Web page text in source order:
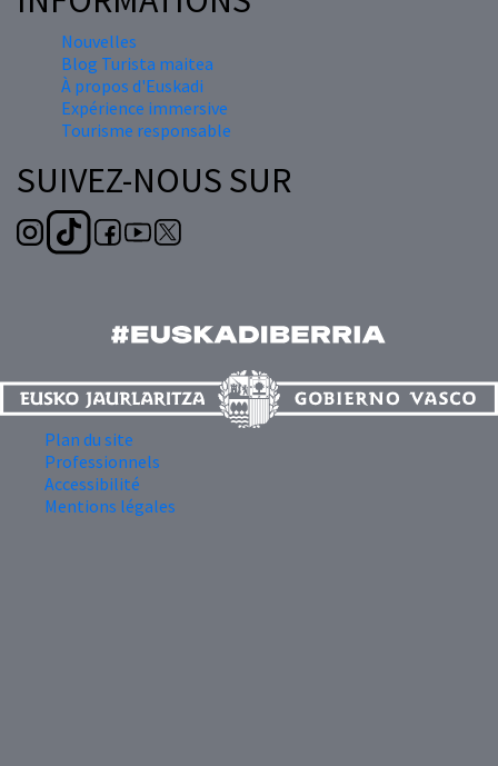
Nouvelles
Blog Turista maitea
À propos d'Euskadi
Expérience immersive
Tourisme responsable
SUIVEZ-NOUS SUR
Plan du site
Professionnels
Accessibilité
Mentions légales